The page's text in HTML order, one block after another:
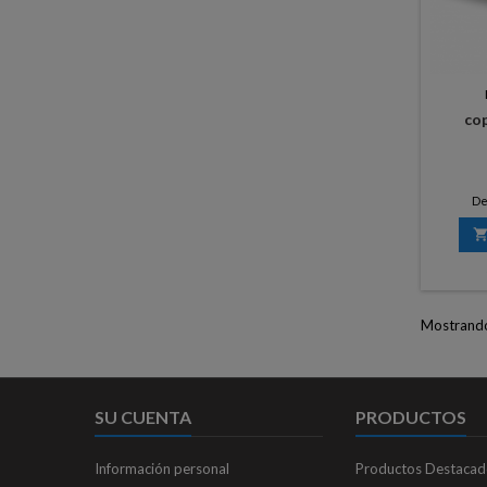

SU CUENTA
Información personal
PRODUCTOS
Productos